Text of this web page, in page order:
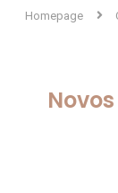
Homepage